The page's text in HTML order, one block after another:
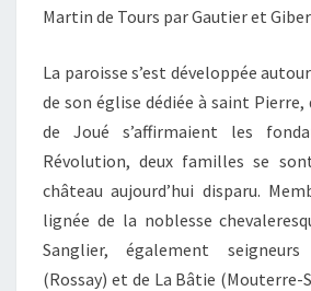
Martin de Tours par Gautier et
La paroisse s’est développée
de son église dédiée à saint
de Joué s’affirmaient les
Révolution, deux familles se
château aujourd’hui disparu.
lignée de la noblesse
Sanglier, également seigneurs
(Rossay) et de La Bâtie (Mouterre-